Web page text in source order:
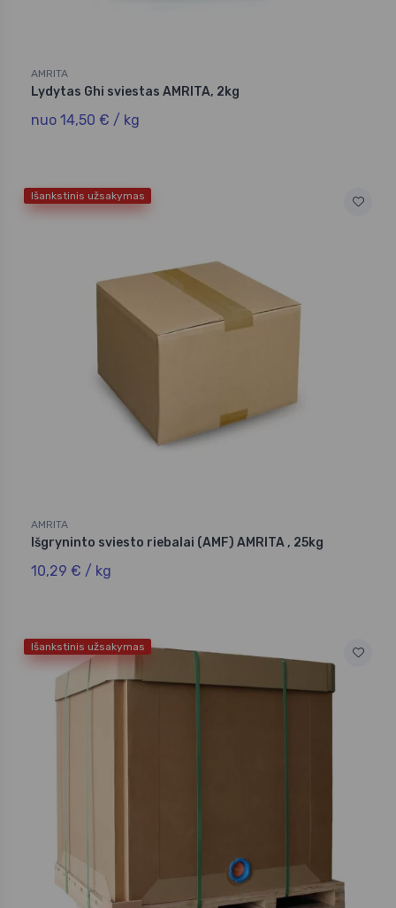
AMRITA
Lydytas Ghi sviestas AMRITA, 2kg
nuo 14,50 € / kg
Išankstinis užsakymas
AMRITA
Išgryninto sviesto riebalai (AMF) AMRITA , 25kg
10,29 € / kg
Išankstinis užsakymas